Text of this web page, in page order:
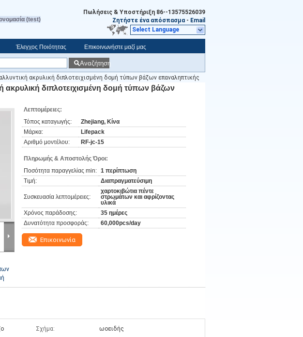
(test)
Πωλήσεις & Υποστήριξη 86--13575526039
Ζητήστε ένα απόσπασμα - Email
Select Language
Έλεγχος Ποιότητας Επικοινωνήστε μαζί μας
Αναζήτηση
ακρυλική διπλοτειχισμένη δομή τύπων βάζων επαναληπτικής
ακρυλική διπλοτειχισμένη δομή τύπων βάζων
Λεπτομέρειες:
Τόπος καταγωγής:
Zhejiang, Κίνα
Μάρκα:
Lifepack
Αριθμό μοντέλου:
RF-jc-15
Πληρωμής & Αποστολής Όροι:
Ποσότητα παραγγελίας min: 1 περίπτωση
Τιμή:
Διαπραγματεύσιμη
Συσκευασία λεπτομέρειες:
χαρτοκιβώτια πέντε
στρωμάτων και αφρίζοντας
υλικά
Χρόνος παράδοσης:
35 ημέρες
Δυνατότητα προσφοράς:
60,000pcs/day
Επικοινωνία
Σχήμα: ωοειδής